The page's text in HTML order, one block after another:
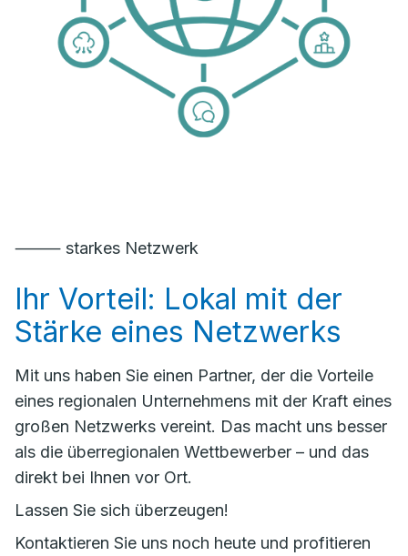
⸻ starkes Netzwerk
Ihr Vorteil: Lokal mit der
Stärke eines Netzwerks
Mit uns haben Sie einen Partner, der die Vorteile
eines regionalen Unternehmens mit der Kraft eines
großen Netzwerks vereint. Das macht uns besser
als die überregionalen Wettbewerber – und das
direkt bei Ihnen vor Ort.
Lassen Sie sich überzeugen!
Kontaktieren Sie uns noch heute und profitieren